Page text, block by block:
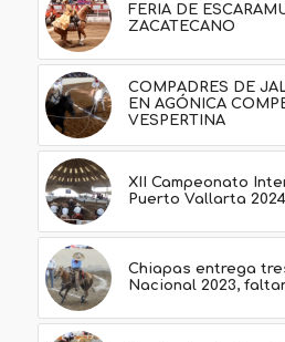
FERIA DE
ZACATECANO
COMPADRES DE
EN AGÓNICA
VESPERTINA
XII Campeonato
Puerto Vallarta 2024
Chiapas entrega
Nacional 2023,